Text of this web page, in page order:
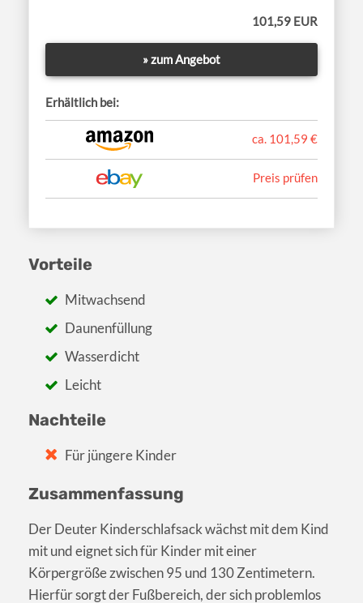
101,59 EUR
» zum Angebot
Erhältlich bei:
ca. 101,59 €
Preis prüfen
Vorteile
Mitwachsend
Daunenfüllung
Wasserdicht
Leicht
Nachteile
Für jüngere Kinder
Zusammenfassung
Der Deuter Kinderschlafsack wächst mit dem Kind
mit und eignet sich für Kinder mit einer
Körpergröße zwischen 95 und 130 Zentimetern.
Hierfür sorgt der Fußbereich, der sich problemlos